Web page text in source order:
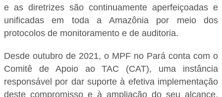
e as diretrizes são continuamente aperfeiçoadas e
unificadas em toda a Amazônia por meio dos
protocolos de monitoramento e de auditoria.
Desde outubro de 2021, o MPF no Pará conta com o
Comitê de Apoio ao TAC (CAT), uma instância
responsável por dar suporte à efetiva implementação
deste compromisso e à ampliação do seu alcance,